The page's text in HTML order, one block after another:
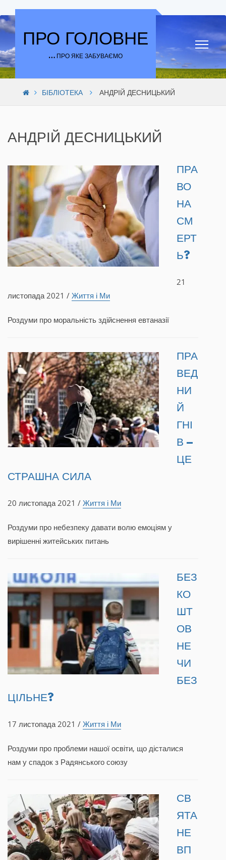
Skip to content
ПРО ГОЛОВНЕ
… ПРО ЯКЕ ЗАБУВАЄМО
БІБЛІОТЕКА АНДРІЙ ДЕСНИЦЬКИЙ
АНДРІЙ ДЕСНИЦЬКИЙ
ПРА
ВО
НА
СМ
ЕРТ
Ь?
21
листопада 2021 / Життя і Ми
Роздуми про моральність здійснення евтаназії
ПРА
ВЕД
НИ
Й
ГНІ
В –
ЦЕ
СТРАШНА СИЛА
20 листопада 2021 / Життя і Ми
Роздуми про небезпеку давати волю емоціям у
вирішенні житейських питань
БЕЗ
КО
ШТ
ОВ
НЕ
ЧИ
БЕЗ
ЦІЛЬНЕ?
17 листопада 2021 / Життя і Ми
Роздуми про проблеми нашої освіти, що дісталися
нам у спадок з Радянського союзу
СВ
ЯТА
НЕ
ВП